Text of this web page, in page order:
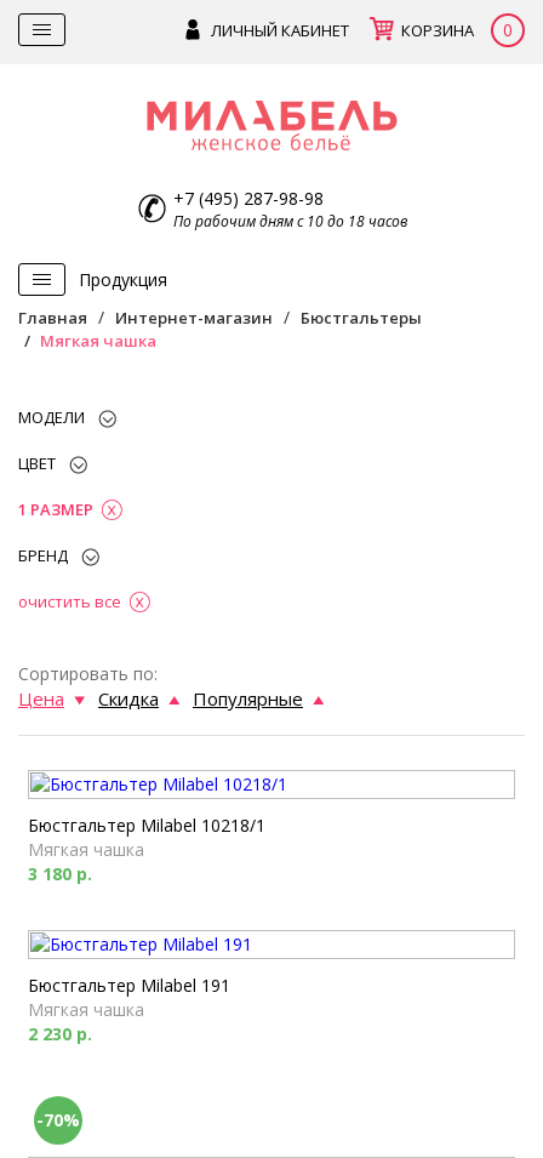
ЛИЧНЫЙ КАБИНЕТ КОРЗИНА 0
+7 (495) 287-98-98
По рабочим дням с 10 до 18 часов
Продукция
Главная Интернет-магазин
Бюстгальтеры
Мягкая чашка
МОДЕЛИ
ЦВЕТ
1 РАЗМЕР
БРЕНД
очистить все
Сортировать по:
Цена Скидка Популярные
Бюстгальтер Milabel 10218/1
Мягкая чашка
3 180 р.
Бюстгальтер Milabel 191
Мягкая чашка
2 230 р.
-70%